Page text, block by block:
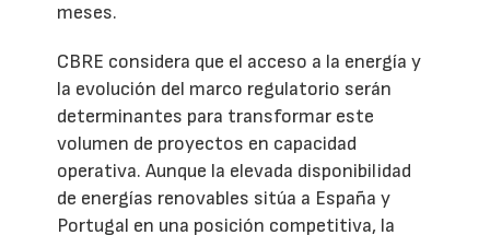
meses.
CBRE considera que el acceso a la energía y
la evolución del marco regulatorio serán
determinantes para transformar este
volumen de proyectos en capacidad
operativa. Aunque la elevada disponibilidad
de energías renovables sitúa a España y
Portugal en una posición competitiva, la